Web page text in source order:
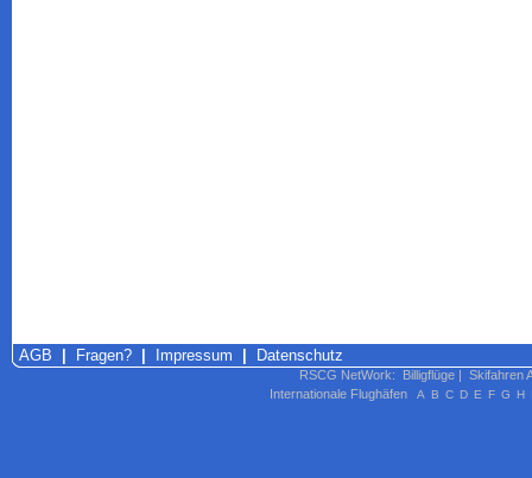
AGB Fragen? Impressum Datenschutz
RSCG NetWork: Billigflüge | Skifahren
Internationale Flughäfen
A B C D E F G H